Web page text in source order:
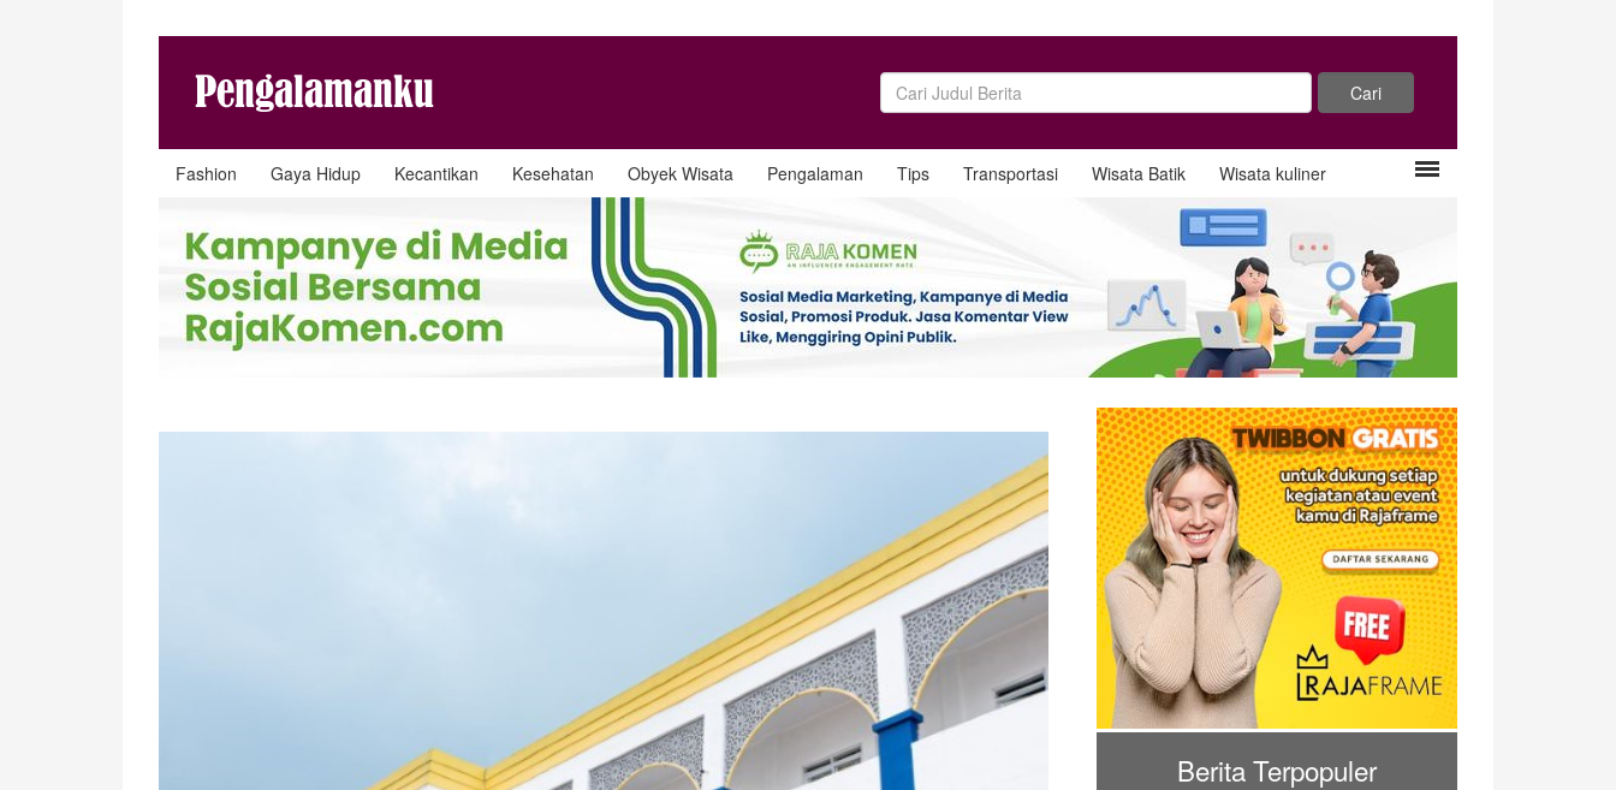
Fashion Gaya Hidup Kecantikan Kesehatan Obyek Wisata Pengalaman Tips Transportasi Wisata Batik Wisata kuliner
Berita Terpopuler